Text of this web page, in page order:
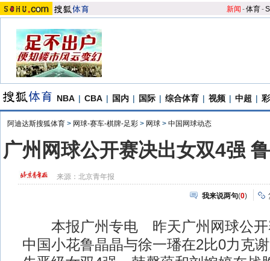
新闻 -体育-S
NBA | CBA | 国内 | 国际 | 综合体育 | 视频 | 中超 |
阿迪达斯搜狐体育 > 网球-赛车-棋牌-足彩 > 网球 > 中国网球动态
广州网球公开赛决出女双4强
来源：北京青年报
我来说两句(0)
本报广州专电 昨天广州网球公开
中国小花鲁晶晶与徐一璠在2比0力克